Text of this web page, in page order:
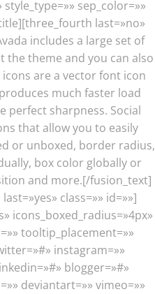
sep_color=»»
last=»no»
includes a large set of
the theme and you can also
are a vector font icon
much faster load
perfect sharpness. Social
that allow you to easily
or unboxed, border radius,
box color globally or
and more.[/fusion_text]
class=»» id=»»]
icons_boxed_radius=»4px»
tooltip_placement=»»
instagram=»»
blogger=»#»
deviantart=»» vimeo=»»